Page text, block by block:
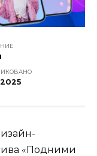
«Подними